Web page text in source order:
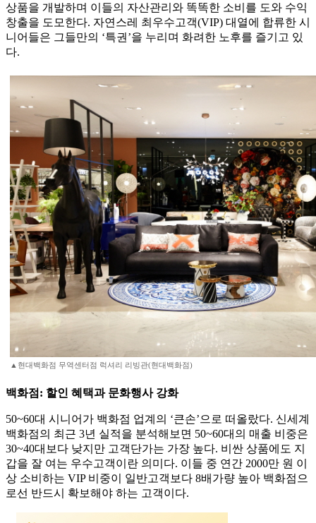
상품을 개발하며 이들의 자산관리와 똑똑한 소비를 도와 수익
창출을 도모한다. 자연스레 최우수고객(VIP) 대열에 합류한 시
니어들은 그들만의 ‘특권’을 누리며 화려한 노후를 즐기고 있
다.
▲현대백화점 무역센터점 럭셔리 리빙관(현대백화점)
백화점: 할인 혜택과 문화행사 강화
50~60대 시니어가 백화점 업계의 ‘큰손’으로 떠올랐다. 신세계
백화점의 최근 3년 실적을 분석해보면 50~60대의 매출 비중은
30~40대보다 낮지만 고객단가는 가장 높다. 비싼 상품에도 지
갑을 잘 여는 우수고객이란 의미다. 이들 중 연간 2000만 원 이
상 소비하는 VIP 비중이 일반고객보다 8배가량 높아 백화점으
로선 반드시 확보해야 하는 고객이다.